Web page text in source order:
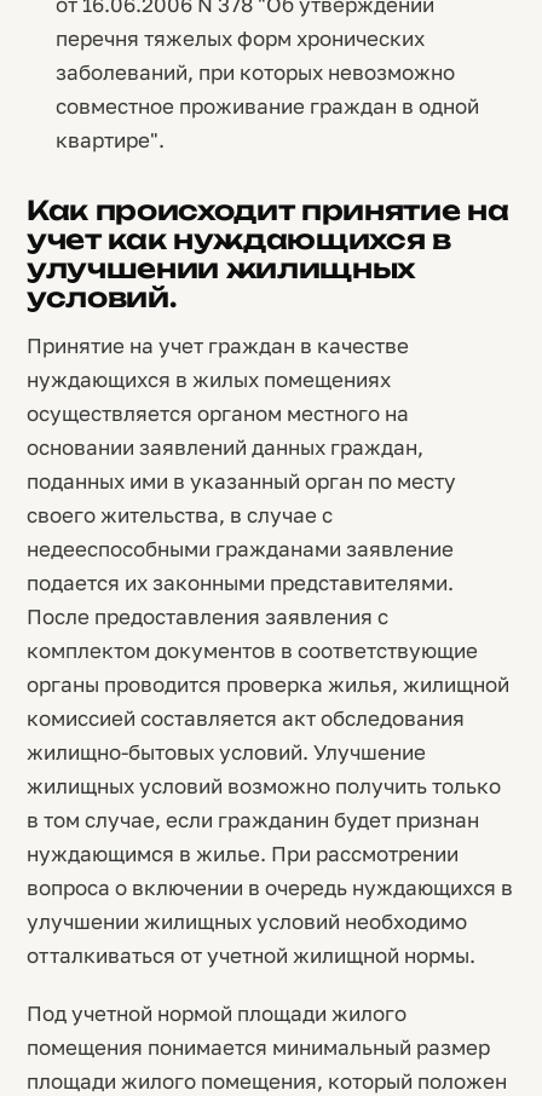
перечня тяжелых форм хронических
заболеваний, при которых невозможно
совместное проживание граждан в одной
квартире".
Как происходит принятие на
учет как нуждающихся в
улучшении жилищных
условий.
Принятие на учет граждан в качестве
нуждающихся в жилых помещениях
осуществляется органом местного на
основании заявлений данных граждан,
поданных ими в указанный орган по месту
своего жительства, в случае с
недееспособными гражданами заявление
подается их законными представителями.
После предоставления заявления с
комплектом документов в соответствующие
органы проводится проверка жилья, жилищной
комиссией составляется акт обследования
жилищно-бытовых условий. Улучшение
жилищных условий возможно получить только
в том случае, если гражданин будет признан
нуждающимся в жилье. При рассмотрении
вопроса о включении в очередь нуждающихся в
улучшении жилищных условий необходимо
отталкиваться от учетной жилищной нормы.
Под учетной нормой площади жилого
помещения понимается минимальный размер
площади жилого помещения, который положен